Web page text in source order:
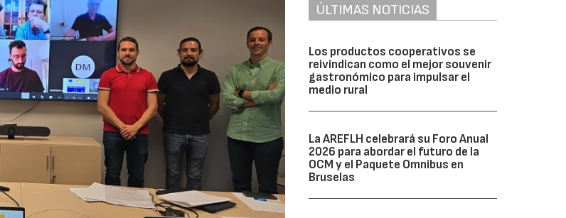
ÚLTIMAS NOTICIAS
Los productos cooperativos se
reivindican como el mejor souvenir
gastronómico para impulsar el
medio rural
La AREFLH celebrará su Foro Anual
2026 para abordar el futuro de la
OCM y el Paquete Omnibus en
Bruselas